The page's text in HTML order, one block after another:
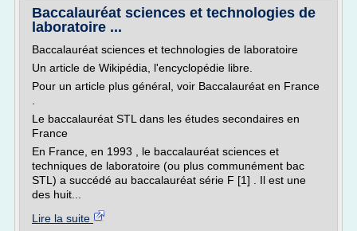
Baccalauréat sciences et technologies de
laboratoire ...
Baccalauréat sciences et technologies de laboratoire
Un article de Wikipédia, l'encyclopédie libre.
Pour un article plus général, voir Baccalauréat en France
Le baccalauréat STL dans les études secondaires en
France
En France, en 1993 , le baccalauréat sciences et
techniques de laboratoire (ou plus communément bac
STL) a succédé au baccalauréat série F [1] . Il est une
des huit...
Lire la suite